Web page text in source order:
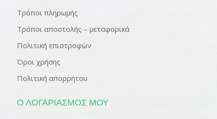
Τρόποι πληρωμής
Τρόποι αποστολής – μεταφορικά
Πολιτική επιστροφών
Όροι χρήσης
Πολιτική απορρήτου
Ο ΛΟΓΑΡΙΑΣΜΌΣ ΜΟΥ